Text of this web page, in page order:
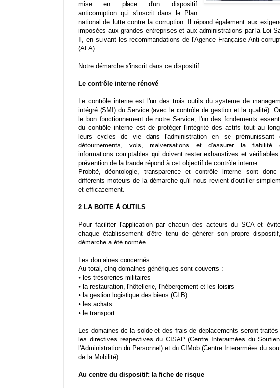
mise en place d'un dispositif
anticorruption qui s'inscrit dans le Plan
national de lutte contre la corruption. Il répond également aux
imposées aux grandes entreprises et aux administrations par la Loi
Il, en suivant les recommandations de l'Agence Française Anti-
(AFA).
Notre démarche s'inscrit dans ce dispositif.
Le contrôle interne rénové
Le contrôle interne est l'un des trois outils du système de
intégré (SMI) du Service (avec le contrôle de gestion et la qualité).
le bon fonctionnement de notre Service, l'un des fondements
du contrôle interne est de protéger l'intégrité des actifs tout au
leurs cycles de vie dans l'administration en se prémunissant
détournements, vols, malversations et d'assurer la fiabilité
informations comptables qui doivent rester exhaustives et
prévention de la fraude répond à cet objectif de contrôle interne.
Probité, déontologie, transparence et contrôle interne sont donc
différents moteurs de la démarche qu'il nous revient d'outiller
et efficacement.
2 LA BOITE À OUTILS
Pour faciliter l'application par chacun des acteurs du SCA et
chaque établissement d'être tenu de générer son propre
démarche a été normée.
Les domaines concernés
Au total, cinq domaines génériques sont couverts :
⦁ les trésoreries militaires
⦁ la restauration, l'hôtellerie, l'hébergement et les loisirs
⦁ la gestion logistique des biens (GLB)
⦁ les achats
⦁ le transport.
Les domaines de la solde et des frais de déplacements seront traités
les directives respectives du CISAP (Centre Interarmées du
l'Administration du Personnel) et du CIMob (Centre Interarmées du
de la Mobilité).
Au centre du dispositif: la fiche de risque